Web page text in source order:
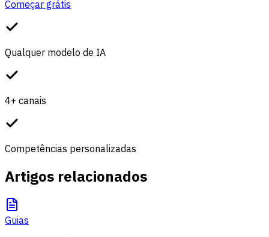
Começar grátis
Qualquer modelo de IA
4+ canais
Competências personalizadas
Artigos relacionados
Guias